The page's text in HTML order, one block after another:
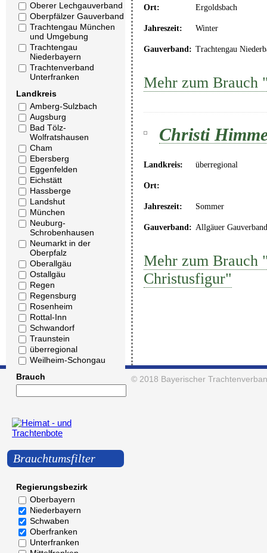
Oberer Lechgauverband
Oberpfälzer Gauverband
Trachtengau München
und Umgebung
Trachtengau
Niederbayern
Trachtenverband
Unterfranken
Landkreis
Amberg-Sulzbach
Augsburg
Bad Tölz-
Wolfratshausen
Cham
Ebersberg
Eggenfelden
Eichstätt
Hassberge
Landshut
München
Neuburg-
Schrobenhausen
Neumarkt in der
Oberpfalz
Oberallgäu
Ostallgäu
Regen
Regensburg
Rosenheim
Rottal-Inn
Schwandorf
Traunstein
überregional
Weilheim-Schongau
Brauch
Brauchtumsfilter
Regierungsbezirk
Oberbayern
Niederbayern
Schwaben
Oberfranken
Unterfranken
Ort: Ergoldsbach
Jahreszeit: Winter
Gauverband: Trachtengau
Mehr zum Brauch
Christi
Landkreis: überregional
Ort:
Jahreszeit: Sommer
Gauverband: Allgäuer Gauverband
Mehr zum Brauch
Christusfigur"
© 2018 Bayerischer